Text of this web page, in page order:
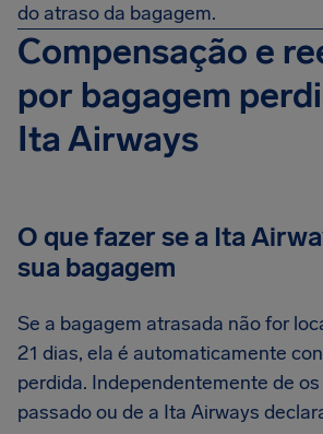
do atraso da bagagem.
Compensação e
por bagagem
Ita Airways
O que fazer se a Ita
sua bagagem
Se a bagagem atrasada não for
21 dias, ela é automaticamente
perdida. Independentemente de
passado ou de a Ita Airways